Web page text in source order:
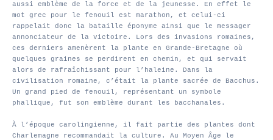
aussi emblème de la force et de la jeunesse. En effet le
mot grec pour le fenouil est marathon, et celui-ci
rappelait donc la bataille éponyme ainsi que le messager
annonciateur de la victoire. Lors des invasions romaines,
ces derniers amenèrent la plante en Grande-Bretagne où
quelques graines se perdirent en chemin, et qui servait
alors de rafraîchissant pour l’haleine. Dans la
civilisation romaine, c’était la plante sacrée de Bacchus.
Un grand pied de fenouil, représentant un symbole
phallique, fut son emblème durant les bacchanales.
À l’époque carolingienne, il fait partie des plantes dont
Charlemagne recommandait la culture. Au Moyen Âge le